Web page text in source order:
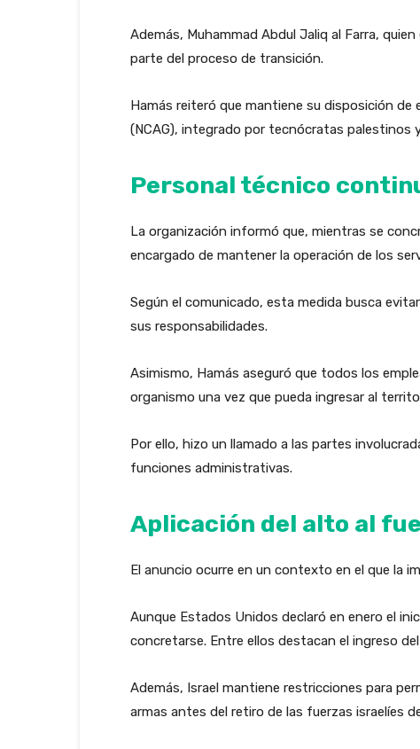
Además, Muhammad Abdul Jaliq al Farra,
parte del proceso de transición.
Hamás reiteró que mantiene su disposición
(NCAG), integrado por tecnócratas palestinos
Personal técnico
La organización informó que, mientras se
encargado de mantener la operación de los
Según el comunicado, esta medida busca
sus responsabilidades.
Asimismo, Hamás aseguró que todos los
organismo una vez que pueda ingresar al
Por ello, hizo un llamado a las partes
funciones administrativas.
Aplicación del alto al
El anuncio ocurre en un contexto en el que la
Aunque Estados Unidos declaró en enero el
concretarse. Entre ellos destacan el ingreso
Además, Israel mantiene restricciones para
armas antes del retiro de las fuerzas israelíes